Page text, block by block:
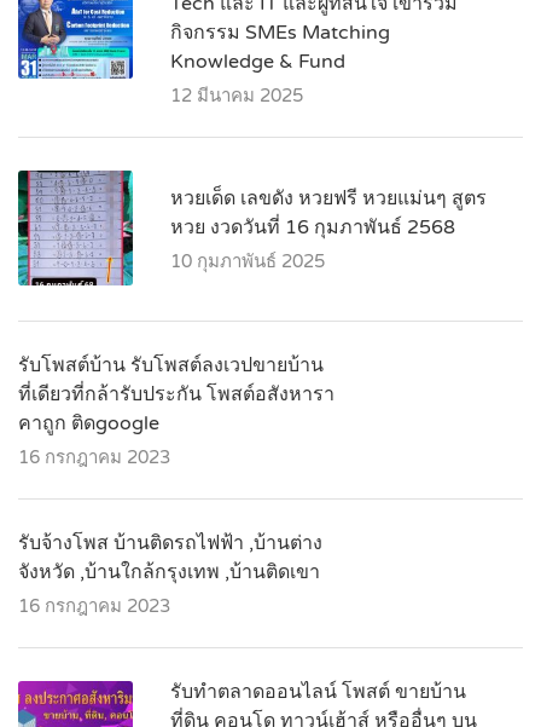
กิจกรรม SMEs Matching
Knowledge & Fund
12 มีนาคม 2025
หวยเด็ด เลขดัง หวยฟรี หวยแม่นๆ สูตร
หวย งวดวันที่ 16 กุมภาพันธ์ 2568
10 กุมภาพันธ์ 2025
รับโพสต์บ้าน รับโพสต์ลงเวปขายบ้าน
ที่เดียวที่กล้ารับประกัน โพสต์อสังหารา
คาถูก ติดgoogle
16 กรกฎาคม 2023
รับจ้างโพส บ้านติดรถไฟฟ้า ,บ้านต่าง
จังหวัด ,บ้านใกล้กรุงเทพ ,บ้านติดเขา
16 กรกฎาคม 2023
รับทำตลาดออนไลน์ โพสต์ ขายบ้าน
ที่ดิน คอนโด ทาวน์เฮ้าส์ หรืออื่นๆ บน